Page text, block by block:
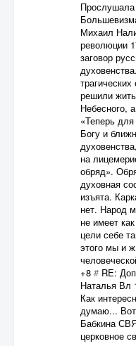
Михаил
революции
заговор
решили
Небесного,
«Теперь
Богу и
на
обряд».
духовная
изъята.
нет. Народ
не имеет
цели себе
этого мы и
+8 # RE:
Наталья Вл
Как
думаю...
Бабкина
церковное